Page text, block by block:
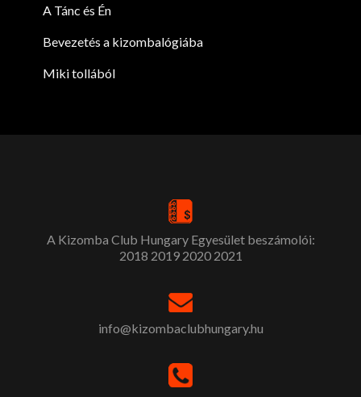
A Tánc és Én
Bevezetés a kizombalógiába
Miki tollából
A Kizomba Club Hungary Egyesület beszámolói:
2018 2019 2020 2021
info@kizombaclubhungary.hu